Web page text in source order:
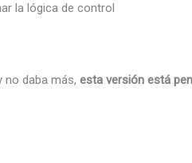
la lógica de control
no daba más, esta versión está